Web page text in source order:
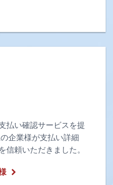
払い確認サービスを提
企業様が支払い詳細
信頼いただきました。